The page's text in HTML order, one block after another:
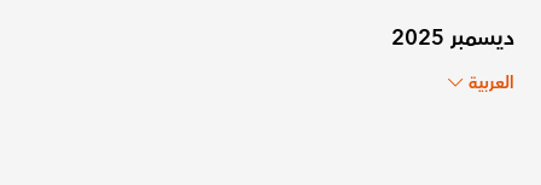
ديسمبر 2025
العربية